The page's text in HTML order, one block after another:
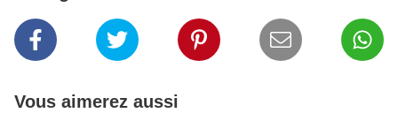
Vous aimerez aussi